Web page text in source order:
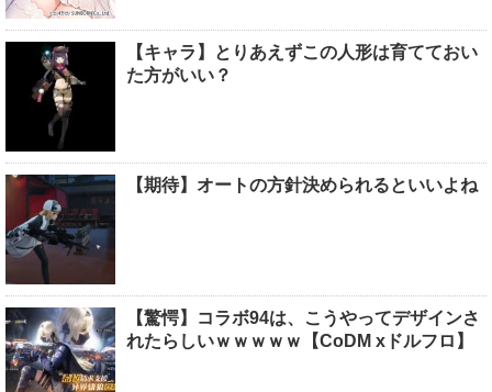
【キャラ】とりあえずこの人形は育てておい
た方がいい？
【期待】オートの方針決められるといいよね
【驚愕】コラボ94は、こうやってデザインさ
れたらしいｗｗｗｗｗ【CoDM xドルフロ】